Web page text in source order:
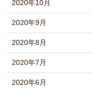
2020年10月
2020年9月
2020年8月
2020年7月
2020年6月